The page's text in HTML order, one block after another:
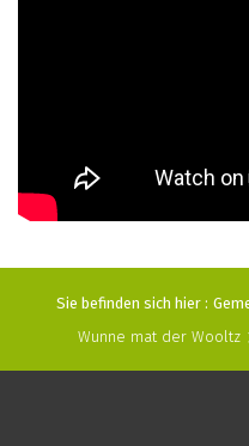
Sie befinden sich hier :
Wunne mat der Wooltz